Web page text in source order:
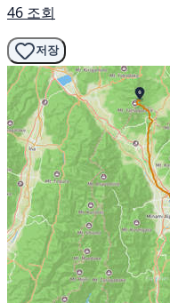
46 조회
저장